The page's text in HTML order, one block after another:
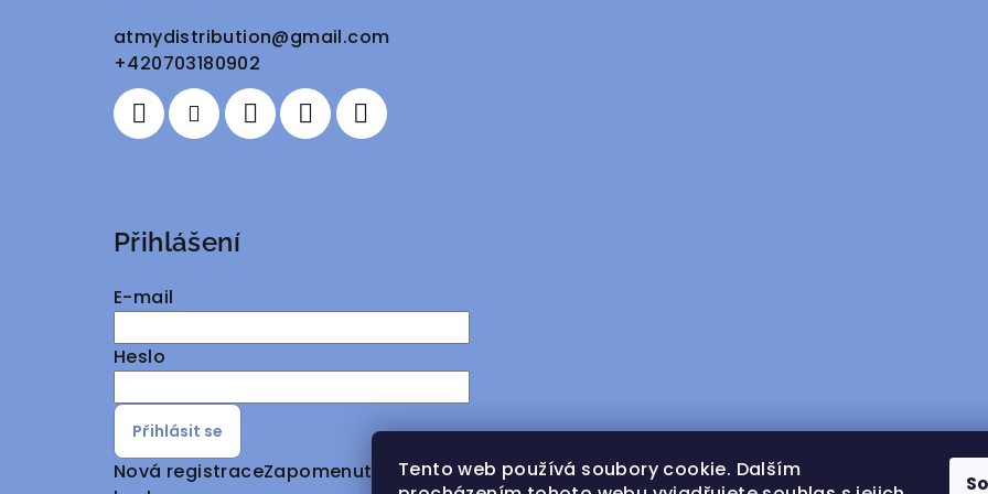
Tento web používá soubory cookie. Dalším
atmydistribution@gmail.com
+420703180902
Přihlášení
E-mail
Heslo
Přihlásit se
Nová registraceZapomenuté